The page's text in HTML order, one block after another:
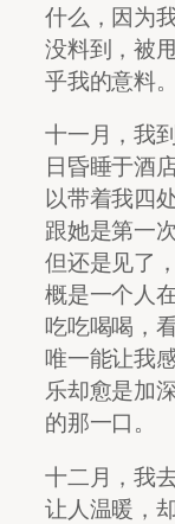
什么，因为
没料到，被
乎我的意料。
十一月，我
日昏睡于酒
以带着我四
跟她是第一
但还是见了
概是一个人
吃吃喝喝，
唯一能让我
乐却愈是加
的那一口。
十二月，我
让人温暖，